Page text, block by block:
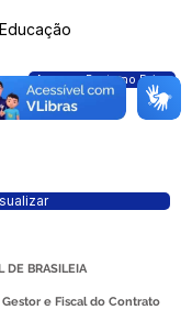
Acessar Pasta no Drive
DE BRASILEIA
e Fiscal do Contrato